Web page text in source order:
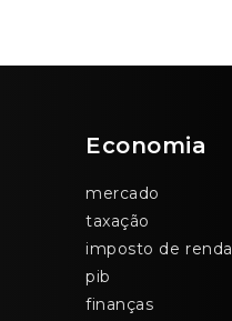
Economia
mercado
taxação
imposto de renda
pib
finanças